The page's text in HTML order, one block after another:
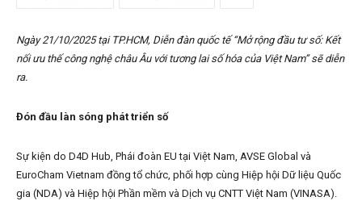
Ngày 21/10/2025 tại TP.HCM, Diễn đàn quốc tế “Mở rộng đầu tư số: Kết
nối ưu thế công nghệ châu Âu với tương lai số hóa của Việt Nam” sẽ diễn
ra.
Đón đầu làn sóng phát triển số
Sự kiện do D4D Hub, Phái đoàn EU tại Việt Nam, AVSE Global và
EuroCham Vietnam đồng tổ chức, phối hợp cùng Hiệp hội Dữ liệu Quốc
gia (NDA) và Hiệp hội Phần mềm và Dịch vụ CNTT Việt Nam (VINASA).